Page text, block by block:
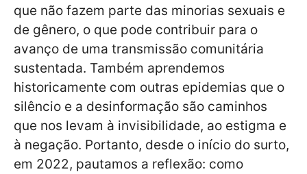
que não fazem parte das minorias sexuais e
de gênero, o que pode contribuir para o
avanço de uma transmissão comunitária
sustentada. Também aprendemos
historicamente com outras epidemias que o
silêncio e a desinformação são caminhos
que nos levam à invisibilidade, ao estigma e
à negação. Portanto, desde o início do surto,
em 2022, pautamos a reflexão: como